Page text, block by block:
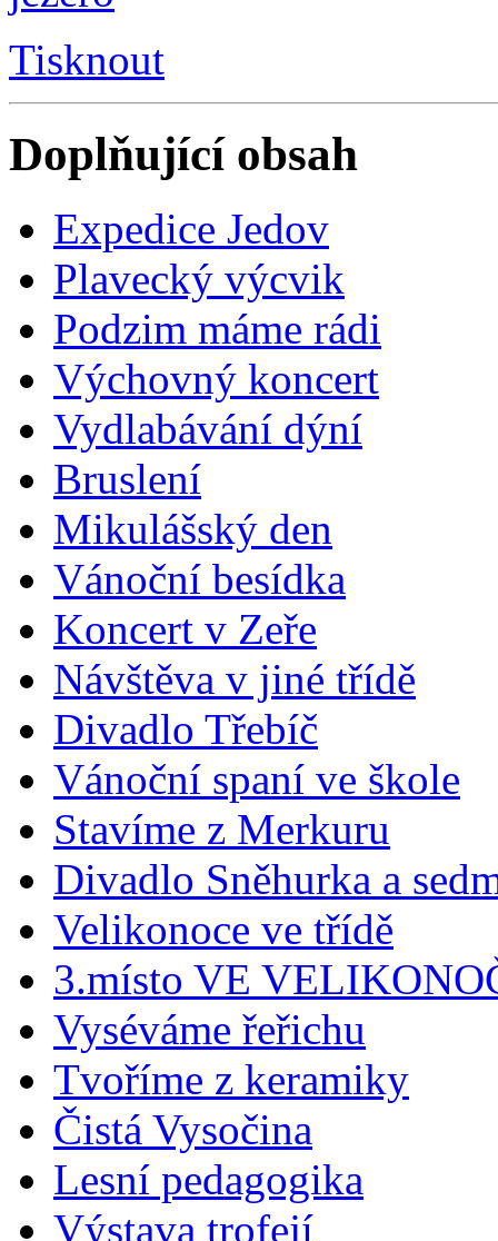
Tisknout
Doplňující obsah
Expedice Jedov
Plavecký výcvik
Podzim máme rádi
Výchovný koncert
Vydlabávání dýní
Bruslení
Mikulášský den
Vánoční besídka
Koncert v Zeře
Návštěva v jiné třídě
Divadlo Třebíč
Vánoční spaní ve škole
Stavíme z Merkuru
Divadlo Sněhurka a
Velikonoce ve třídě
3.místo VE
Vyséváme řeřichu
Tvoříme z keramiky
Čistá Vysočina
Lesní pedagogika
Výstava trofejí